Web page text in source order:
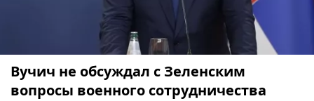
Вучич не обсуждал с Зеленским
вопросы военного сотрудничества